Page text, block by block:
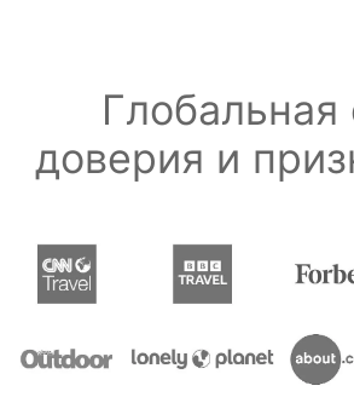
Глобальная
доверия и